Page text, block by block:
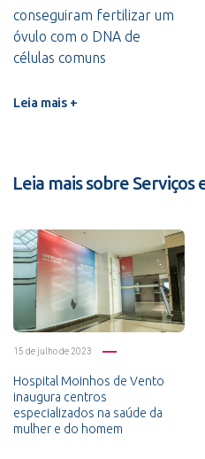
conseguiram fertilizar um
óvulo com o DNA de
células comuns
Leia mais +
Leia mais sobre Serviços
15 de julho de 2023
Hospital Moinhos de Vento
inaugura centros
especializados na saúde da
mulher e do homem